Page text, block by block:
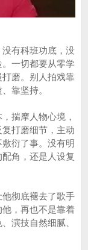
有科班功底，没
一切都要从零学
磨。别人拍戏靠
靠坚持。
揣摩人物心境，
打磨细节，主动
衍了事。没有明
角，还是人设复
彻底褪去了歌手
，再也不是靠着
演技自然细腻、